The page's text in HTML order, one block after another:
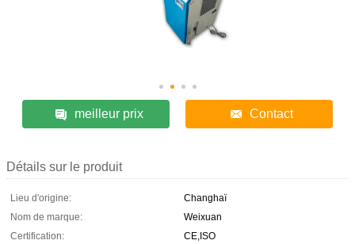
meilleur prix Contact
Détails sur le produit
Lieu d'origine:
Changhaï
Nom de marque:
Weixuan
Certification:
CE,ISO